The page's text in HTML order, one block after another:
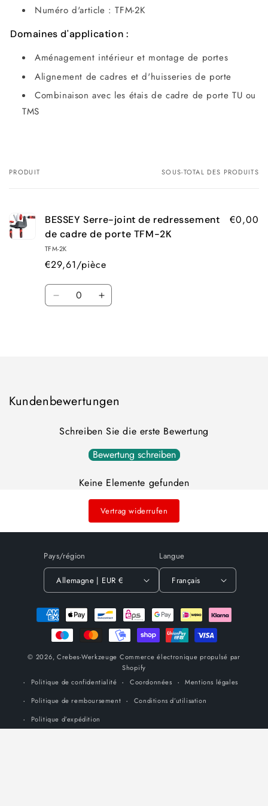
Numéro d'article : TFM-2K
Domaines d'application :
Aménagement intérieur et montage de portes
Alignement de cadres et d'huisseries de porte
Combinaison avec les étais de cadre de porte TU ou
TMS
Votre
PRODUIT SOUS-TOTAL DES PRODUITS
BESSEY Serre-joint de redressement
de cadre de porte TFM-2K
TFM-2K
€29,61/pièce
€0,00
Quantité
Réduire
Augmenter
Kundenbewertungen
Schreiben Sie die erste Bewertung
Bewertung schreiben
Keine Elemente gefunden
Vertrag widerrufen
Pays/région
Allemagne | EUR €
Langue
Français
Moyens
paiement
© 2026, Crebes-Werkzeuge Commerce électronique propulsé par
Shopify
Politique de confidentialité
Coordonnées
Mentions légales
Politique de remboursement
Conditions d’utilisation
Politique d’expédition